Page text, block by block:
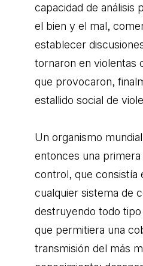
capacidad de análisis
el bien y el mal,
establecer
tornaron en violentas
que provocaron,
estallido social de
Un organismo
entonces una
control, que consistía
cualquier sistema de
destruyendo todo
que permitiera una
transmisión del más